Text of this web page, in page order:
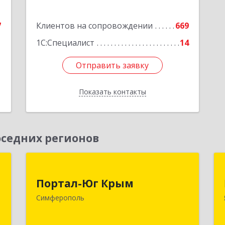
Клиентов на сопровождении
669
1С:Специалист
14
Отправить заявку
Показать контакты
Отправить заявку
Назад
регионов
Портал-Юг Крым
Симферополь
295015, Крым Респ, Симферополь г,